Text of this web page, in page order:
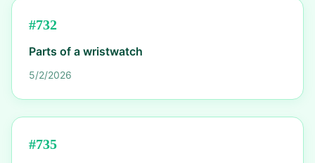
#732
Parts of a wristwatch
5/2/2026
#735